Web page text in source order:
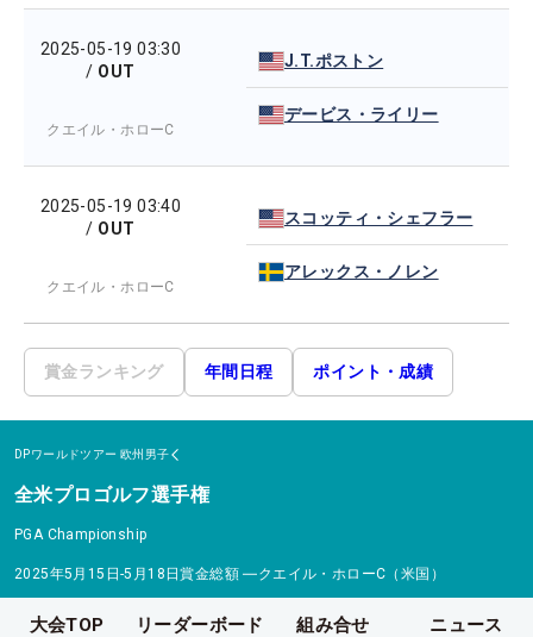
2025-05-19 03:30
/ OUT
クエイル・ホローC
J.T.ポストン
デービス・ライリー
2025-05-19 03:40
/ OUT
クエイル・ホローC
スコッティ・シェフラー
アレックス・ノレン
賞金ランキング 年間日程 ポイント・成績
DPワールドツアー 欧州男子
全米プロゴルフ選手権
PGA Championship
2025年5月15日-5月18日賞金総額 ―クエイル・ホローC（米国）
大会TOP リーダーボード 組み合せ ニュース